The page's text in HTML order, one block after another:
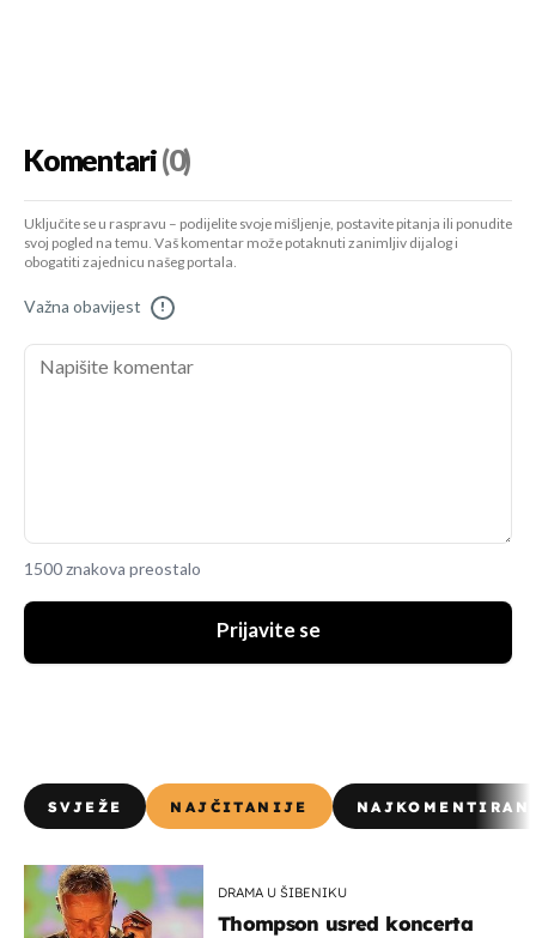
Komentari(0)
Uključite se u raspravu – podijelite svoje mišljenje, postavite pitanja ili ponudite
svoj pogled na temu. Vaš komentar može potaknuti zanimljiv dijalog i
obogatiti zajednicu našeg portala.
Važna obavijest !
1500 znakova preostalo
Prijavite se
SVJEŽE NAJČITANIJE
DRAMA U ŠIBENIKU
Thompson usred koncerta